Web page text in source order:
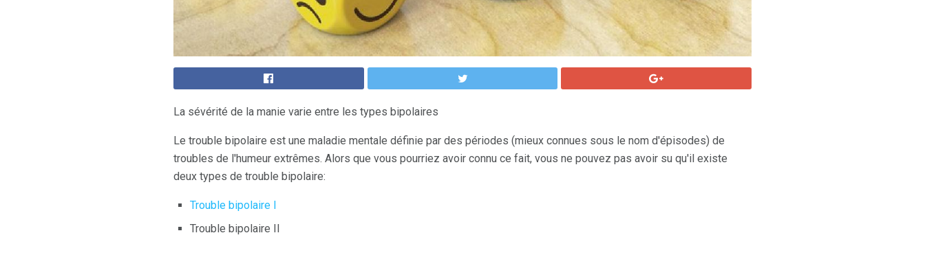
La sévérité de la manie varie entre les types bipolaires
Le trouble bipolaire est une maladie mentale définie par des périodes (mieux connues sous le nom d'épisodes) de
troubles de l'humeur extrêmes. Alors que vous pourriez avoir connu ce fait, vous ne pouvez pas avoir su qu'il existe
deux types de trouble bipolaire:
Trouble bipolaire I
Trouble bipolaire II